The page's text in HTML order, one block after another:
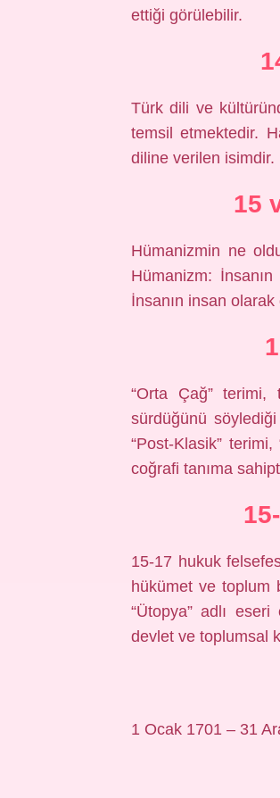
ettiği görülebilir.
Türk dili ve
temsil etmektedir.
diline verilen isimdir.
15
Hümanizmin ne
Hümanizm:
İnsanın insan
“Orta Çağ” terimi,
sürdüğünü
“Post-Klasik”
coğrafi tanıma
15-17 hukuk
hükümet ve toplum
“Ütopya” adlı
devlet ve toplumsal
1 Ocak 1701 – 31